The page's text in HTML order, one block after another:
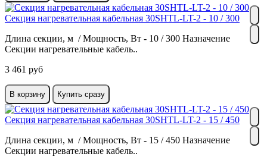
Секция нагревательная кабельная 30SHTL-LT-2 - 10 / 300
Длина секции, м / Мощность, Вт - 10 / 300 Назначение
Секции нагревательные кабель..
3 461 руб
В корзину Купить сразу
Секция нагревательная кабельная 30SHTL-LT-2 - 15 / 450
Длина секции, м / Мощность, Вт - 15 / 450 Назначение
Секции нагревательные кабель..